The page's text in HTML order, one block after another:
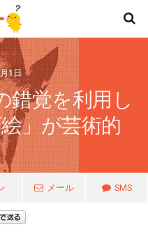
1日
錯覚を利用し
」が芸術的
メール SMS